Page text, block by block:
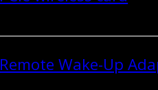
Remote Wake-Up